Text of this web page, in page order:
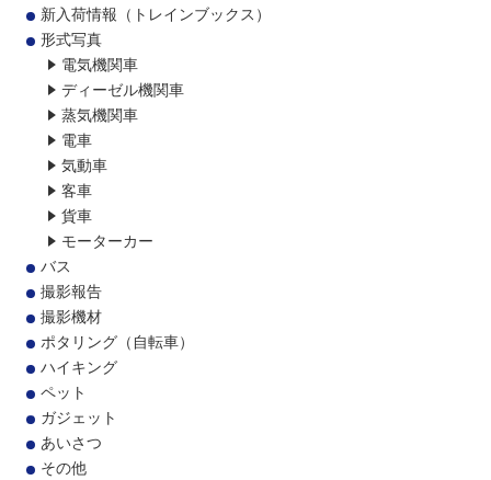
新入荷情報（トレインブックス）
形式写真
電気機関車
ディーゼル機関車
蒸気機関車
電車
気動車
客車
貨車
モーターカー
バス
撮影報告
撮影機材
ポタリング（自転車）
ハイキング
ペット
ガジェット
あいさつ
その他